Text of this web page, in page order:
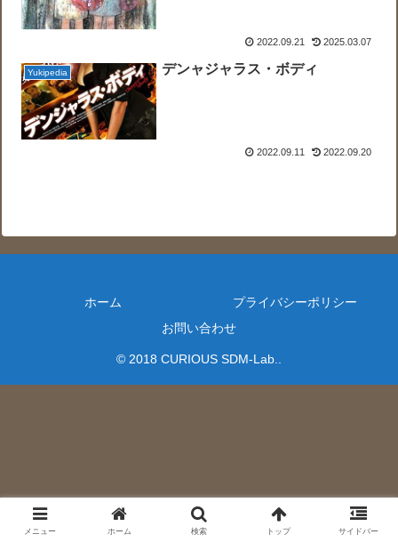
2022.09.21 2025.03.07
Yukipedia デンャジャラス・ボディ
2022.09.11 2022.09.20
ホーム
プライバシーポリシー
お問い合わせ
© 2018 CURIOUS SDM-Lab..
メニュー ホーム 検索 トップ サイドバー